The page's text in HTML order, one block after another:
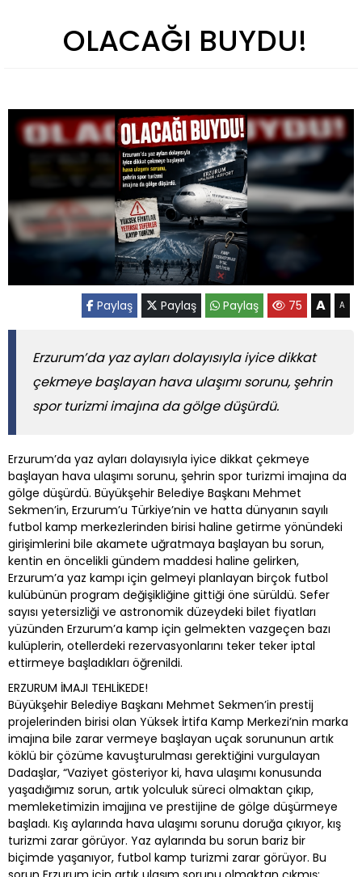
OLACAĞI BUYDU!
Paylaş Paylaş Paylaş 75 A A
Erzurum’da yaz ayları dolayısıyla iyice dikkat
çekmeye başlayan hava ulaşımı sorunu, şehrin
spor turizmi imajına da gölge düşürdü.
Erzurum’da yaz ayları dolayısıyla iyice dikkat çekmeye
başlayan hava ulaşımı sorunu, şehrin spor turizmi imajına da
gölge düşürdü. Büyükşehir Belediye Başkanı Mehmet
Sekmen’in, Erzurum’u Türkiye’nin ve hatta dünyanın sayılı
futbol kamp merkezlerinden birisi haline getirme yönündeki
girişimlerini bile akamete uğratmaya başlayan bu sorun,
kentin en öncelikli gündem maddesi haline gelirken,
Erzurum’a yaz kampı için gelmeyi planlayan birçok futbol
kulübünün program değişikliğine gittiği öne sürüldü. Sefer
sayısı yetersizliği ve astronomik düzeydeki bilet fiyatları
yüzünden Erzurum’a kamp için gelmekten vazgeçen bazı
kulüplerin, otellerdeki rezervasyonlarını teker teker iptal
ettirmeye başladıkları öğrenildi.
ERZURUM İMAJI TEHLİKEDE!
Büyükşehir Belediye Başkanı Mehmet Sekmen’in prestij
projelerinden birisi olan Yüksek İrtifa Kamp Merkezi’nin marka
imajına bile zarar vermeye başlayan uçak sorununun artık
köklü bir çözüme kavuşturulması gerektiğini vurgulayan
Dadaşlar, “Vaziyet gösteriyor ki, hava ulaşımı konusunda
yaşadığımız sorun, artık yolculuk süreci olmaktan çıkıp,
memleketimizin imajjına ve prestijine de gölge düşürmeye
başladı. Kış aylarında hava ulaşımı sorunu doruğa çıkıyor, kış
turizmi zarar görüyor. Yaz aylarında bu sorun bariz bir
biçimde yaşanıyor, futbol kamp turizmi zarar görüyor. Bu